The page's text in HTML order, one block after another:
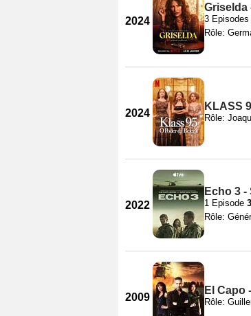
2024
Griselda
3 Episodes
Rôle:
2024
KLASS
Rôle:
2022
Echo 3 -
1 Episode 3
Rôle:
2009
El Capo
Rôle: